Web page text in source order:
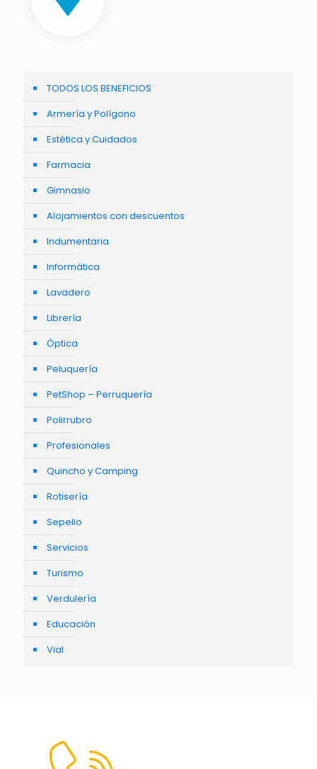
TODOS LOS BENEFICIOS
Armería y Polígono
Estética y Cuidados
Farmacia
Gimnasio
Alojamientos con descuentos
Indumentaria
Informática
Lavadero
Librería
Óptica
Peluquería
PetShop – Perruquería
Polirrubro
Profesionales
Quincho y Camping
Rotisería
Sepelio
Servicios
Turismo
Verdulería
Educación
Vial